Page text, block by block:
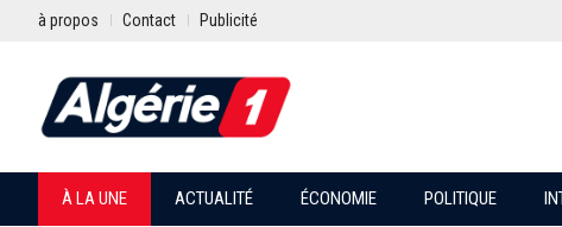
à propos Contact Publicité
À LA UNE ACTUALITÉ ÉCONOMIE POLITIQUE